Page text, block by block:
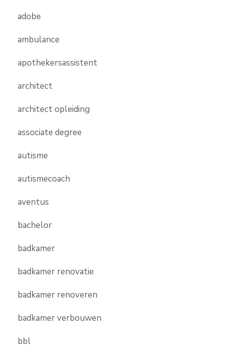
adobe
ambulance
apothekersassistent
architect
architect opleiding
associate degree
autisme
autismecoach
aventus
bachelor
badkamer
badkamer renovatie
badkamer renoveren
badkamer verbouwen
bbl